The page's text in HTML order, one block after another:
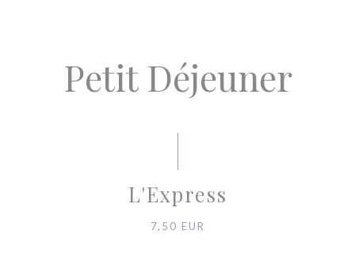
Petit Déjeuner
L'Express
7,50 EUR